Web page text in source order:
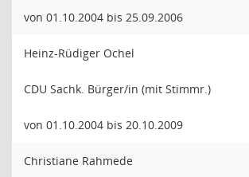
von 01.10.2004 bis 25.09.2006
Heinz-Rüdiger Ochel
CDU Sachk. Bürger/in (mit Stimmr.)
von 01.10.2004 bis 20.10.2009
Christiane Rahmede